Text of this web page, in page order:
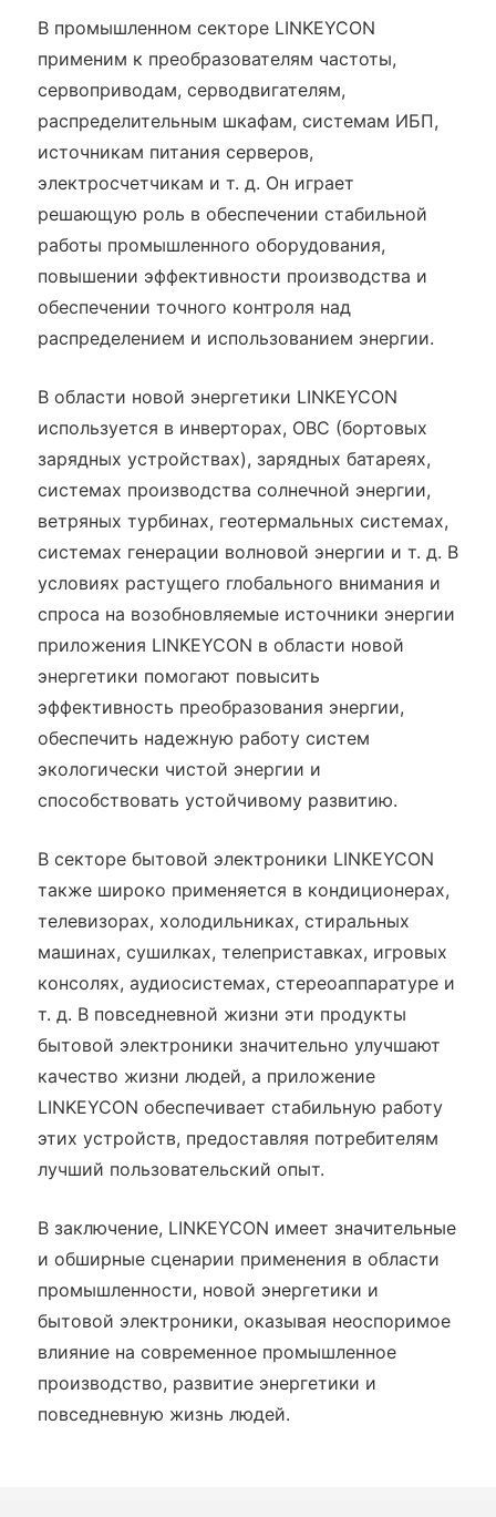
В промышленном секторе LINKEYCON
применим к преобразователям частоты,
сервоприводам, серводвигателям,
распределительным шкафам, системам ИБП,
источникам питания серверов,
электросчетчикам и т. д. Он играет
решающую роль в обеспечении стабильной
работы промышленного оборудования,
повышении эффективности производства и
обеспечении точного контроля над
распределением и использованием энергии.
В области новой энергетики LINKEYCON
используется в инверторах, OBC (бортовых
зарядных устройствах), зарядных батареях,
системах производства солнечной энергии,
ветряных турбинах, геотермальных системах,
системах генерации волновой энергии и т. д. В
условиях растущего глобального внимания и
спроса на возобновляемые источники энергии
приложения LINKEYCON в области новой
энергетики помогают повысить
эффективность преобразования энергии,
обеспечить надежную работу систем
экологически чистой энергии и
способствовать устойчивому развитию.
В секторе бытовой электроники LINKEYCON
также широко применяется в кондиционерах,
телевизорах, холодильниках, стиральных
машинах, сушилках, телеприставках, игровых
консолях, аудиосистемах, стереоаппаратуре и
т. д. В повседневной жизни эти продукты
бытовой электроники значительно улучшают
качество жизни людей, а приложение
LINKEYCON обеспечивает стабильную работу
этих устройств, предоставляя потребителям
лучший пользовательский опыт.
В заключение, LINKEYCON имеет значительные
и обширные сценарии применения в области
промышленности, новой энергетики и
бытовой электроники, оказывая неоспоримое
влияние на современное промышленное
производство, развитие энергетики и
повседневную жизнь людей.